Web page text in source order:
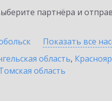
партнёра и
Показать все
область,
область